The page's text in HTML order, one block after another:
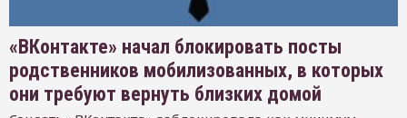
«ВКонтакте» начал блокировать посты
родственников мобилизованных, в которых
они требуют вернуть близких домой